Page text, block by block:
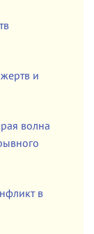
и
волна
в